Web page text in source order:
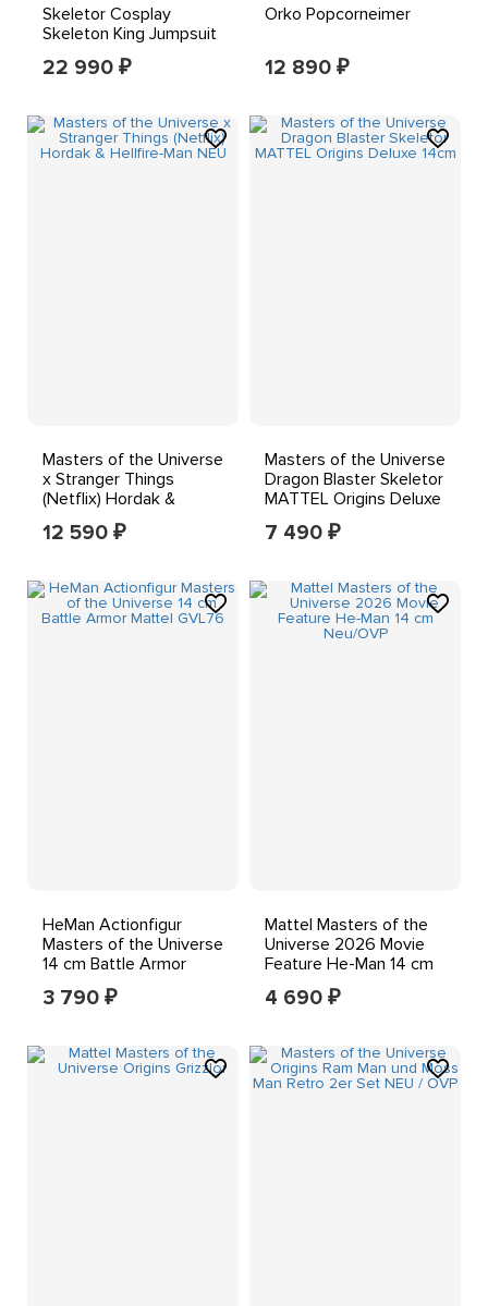
Skeletor Cosplay
Skeleton King Jumpsuit
Cloak Halloween
22 990 ₽
Orko Popcorneimer
12 890 ₽
Masters of the Universe
x Stranger Things
(Netflix) Hordak &
Hellfire-Man NEU
12 590 ₽
Masters of the Universe
Dragon Blaster Skeletor
MATTEL Origins Deluxe
7 490 ₽
HeMan Actionfigur
Masters of the Universe
14 cm Battle Armor
Mattel GVL76
3 790 ₽
Mattel Masters of the
Universe 2026 Movie
Feature He-Man 14 cm
Neu/OVP
4 690 ₽